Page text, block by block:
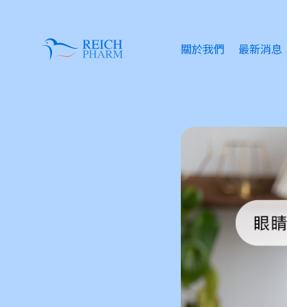
關於我們 最新消息